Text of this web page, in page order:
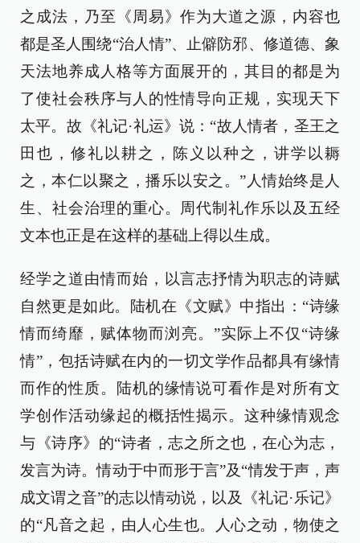
之成法，乃至《周易》作为大道之源，内容也
都是圣人围绕“治人情”、止僻防邪、修道德、象
天法地养成人格等方面展开的，其目的都是为
了使社会秩序与人的性情导向正规，实现天下
太平。故《礼记·礼运》说：“故人情者，圣王之
田也，修礼以耕之，陈义以种之，讲学以耨
之，本仁以聚之，播乐以安之。”人情始终是人
生、社会治理的重心。周代制礼作乐以及五经
文本也正是在这样的基础上得以生成。
经学之道由情而始，以言志抒情为职志的诗赋
自然更是如此。陆机在《文赋》中指出：“诗缘
情而绮靡，赋体物而浏亮。”实际上不仅“诗缘
情”，包括诗赋在内的一切文学作品都具有缘情
而作的性质。陆机的缘情说可看作是对所有文
学创作活动缘起的概括性揭示。这种缘情观念
与《诗序》的“诗者，志之所之也，在心为志，
发言为诗。情动于中而形于言”及“情发于声，声
成文谓之音”的志以情动说，以及《礼记·乐记》
的“凡音之起，由人心生也。人心之动，物使之